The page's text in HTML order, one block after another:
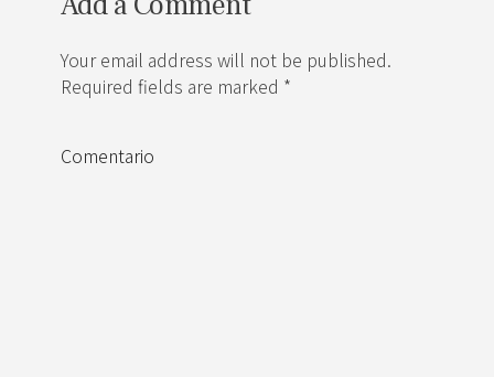
Your email address will not be published.
Required fields are marked *
Comentario